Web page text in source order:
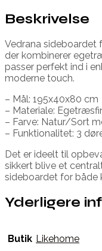
Beskrivelse
Vedrana sideboardet
der kombinerer
passer perfekt ind i
moderne touch.
– Mål: 195x40x80 cm
– Materiale:
– Farve: Natur/Sort
– Funktionalitet: 3
Det er ideelt til
sikkert blive et
sideboardet for
Yderligere
Butik Likehome